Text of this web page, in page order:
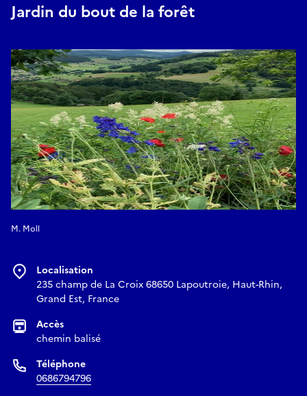
Jardin du bout de la forêt
M. Moll
Localisation
235 champ de La Croix 68650 Lapoutroie, Haut-Rhin,
Grand Est, France
Accès
chemin balisé
Téléphone
0686794796